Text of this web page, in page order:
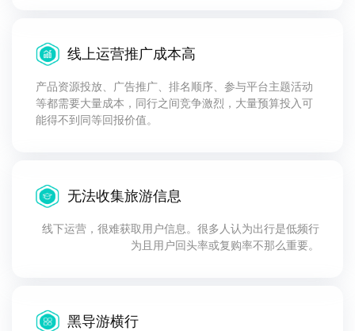
线上运营推广成本高
产品资源投放、广告推广、排名顺序、参与平台主题活动
等都需要大量成本，同行之间竞争激烈，大量预算投入可
能得不到同等回报价值。
无法收集旅游信息
线下运营，很难获取用户信息。很多人认为出行是低频行
为且用户回头率或复购率不那么重要。
黑导游横行